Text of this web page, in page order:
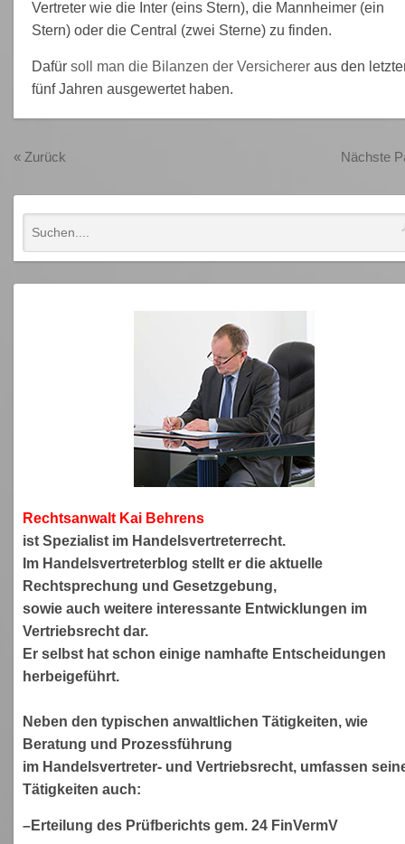
Vertreter wie die Inter (eins Stern), die Mannheimer (ein
Stern) oder die Central (zwei Sterne) zu finden.
Dafür soll man die Bilanzen der Versichereraus den
fünf Jahren ausgewertet haben.
«Zurück Nächste
Rechtsanwalt Kai Behrens
ist Spezialist im Handelsvertreterrecht.
Im Handelsvertreterblog stellt er die aktuelle
Rechtsprechung und Gesetzgebung,
sowie auch weitere interessante Entwicklungen im
Vertriebsrecht dar.
Er selbst hat schon einige namhafte Entscheidungen
herbeigeführt.
Neben den typischen anwaltlichen Tätigkeiten, wie
Beratung und Prozessführung
im Handelsvertreter- und Vertriebsrecht, umfassen
Tätigkeiten auch:
–Erteilung des Prüfberichts gem. 24 FinVermV